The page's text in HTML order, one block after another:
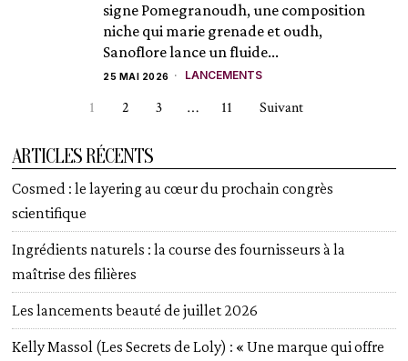
signe Pomegranoudh, une composition
niche qui marie grenade et oudh,
Sanoflore lance un fluide...
25 MAI 2026 LANCEMENTS
1 2 3 … 11 Suivant
ARTICLES RÉCENTS
Cosmed : le layering au cœur du prochain congrès
scientifique
Ingrédients naturels : la course des fournisseurs à la
maîtrise des filières
Les lancements beauté de juillet 2026
Kelly Massol (Les Secrets de Loly) : « Une marque qui offre